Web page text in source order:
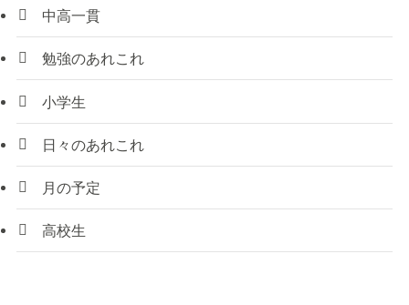
中高一貫
勉強のあれこれ
小学生
日々のあれこれ
月の予定
高校生